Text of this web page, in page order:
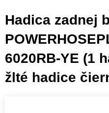
Hadica zadnej
6020RB-YE (1
žlté hadice